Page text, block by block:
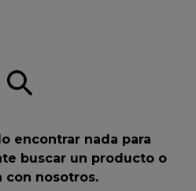
encontrar nada para
buscar un producto o
con nosotros.